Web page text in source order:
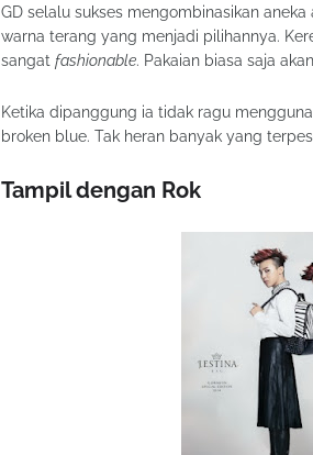
GD selalu sukses mengombinasikan
warna terang yang menjadi pilihannya.
sangat fashionable. Pakaian biasa saja
Ketika dipanggung ia tidak ragu
broken blue. Tak heran banyak yang
Tampil dengan Rok